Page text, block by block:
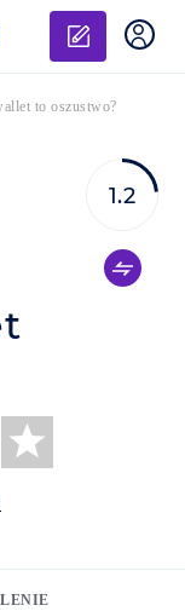
Dodaj
to oszustwo?
1.2